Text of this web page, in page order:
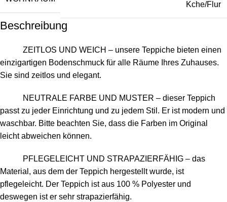
Kche/Flur
Beschreibung
ZEITLOS UND WEICH – unsere Teppiche bieten einen
einzigartigen Bodenschmuck für alle Räume Ihres Zuhauses.
Sie sind zeitlos und elegant.
NEUTRALE FARBE UND MUSTER – dieser Teppich
passt zu jeder Einrichtung und zu jedem Stil. Er ist modern und
waschbar. Bitte beachten Sie, dass die Farben im Original
leicht abweichen können.
PFLEGELEICHT UND STRAPAZIERFÄHIG – das
Material, aus dem der Teppich hergestellt wurde, ist
pflegeleicht. Der Teppich ist aus 100 % Polyester und
deswegen ist er sehr strapazierfähig.